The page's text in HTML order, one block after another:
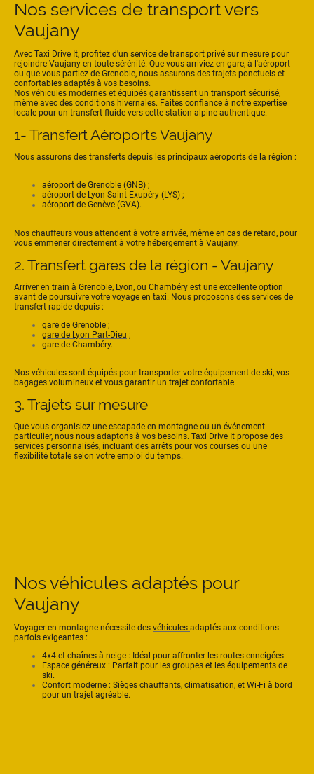
Nos services de transport vers
Vaujany
Avec Taxi Drive It, profitez d'un service de transport privé sur mesure pour
rejoindre Vaujany en toute sérénité. Que vous arriviez en gare, à l'aéroport
ou que vous partiez de Grenoble, nous assurons des trajets ponctuels et
confortables adaptés à vos besoins.
Nos véhicules modernes et équipés garantissent un transport sécurisé,
même avec des conditions hivernales. Faites confiance à notre expertise
locale pour un transfert fluide vers cette station alpine authentique.
1- Transfert Aéroports Vaujany
Nous assurons des transferts depuis les principaux aéroports de la région :
aéroport de Grenoble (GNB) ;
aéroport de Lyon-Saint-Exupéry (LYS) ;
aéroport de Genève (GVA).
Nos chauffeurs vous attendent à votre arrivée, même en cas de retard, pour
vous emmener directement à votre hébergement à Vaujany.
2. Transfert gares de la région - Vaujany
Arriver en train à Grenoble, Lyon, ou Chambéry est une excellente option
avant de poursuivre votre voyage en taxi. Nous proposons des services de
transfert rapide depuis :
gare de Grenoble ;
gare de Lyon Part-Dieu ;
gare de Chambéry.
Nos véhicules sont équipés pour transporter votre équipement de ski, vos
bagages volumineux et vous garantir un trajet confortable.
3. Trajets sur mesure
Que vous organisiez une escapade en montagne ou un événement
particulier, nous nous adaptons à vos besoins. Taxi Drive It propose des
services personnalisés, incluant des arrêts pour vos courses ou une
flexibilité totale selon votre emploi du temps.
Nos véhicules adaptés pour
Vaujany
Voyager en montagne nécessite des véhicules adaptés aux conditions
parfois exigeantes :
4x4 et chaînes à neige : Idéal pour affronter les routes enneigées.
Espace généreux : Parfait pour les groupes et les équipements de
ski.
Confort moderne : Sièges chauffants, climatisation, et Wi-Fi à bord
pour un trajet agréable.